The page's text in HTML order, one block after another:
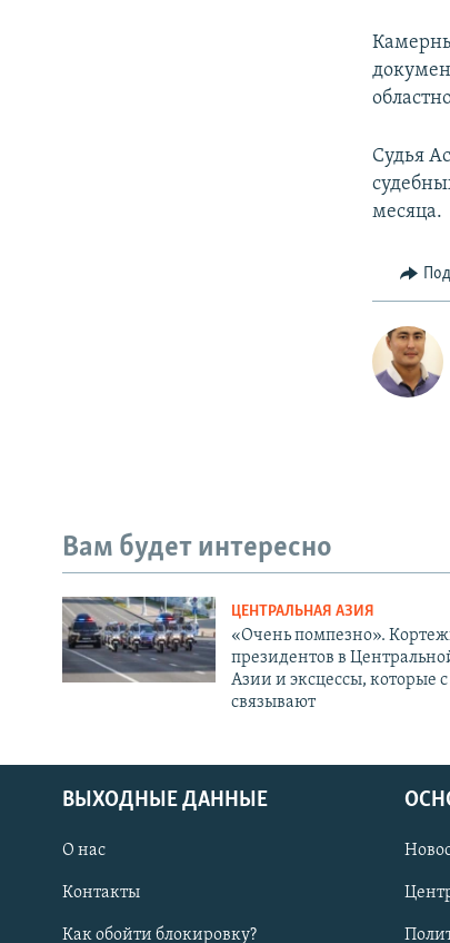
Судья
месяца.
Вам будет интересно
ЦЕНТРАЛЬНАЯ АЗИЯ
«Очень помпезно».
президентов в
Азии и эксцессы, которые
связывают
ВЫХОДНЫЕ ДАННЫЕ
О нас
Контакты
Как обойти блокировку?